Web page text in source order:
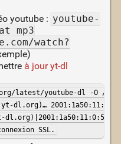
youtube : youtube-
mp3
watch?
à jour yt-dl
latest/youtube-dl -O /
dl.org)…
SSL.